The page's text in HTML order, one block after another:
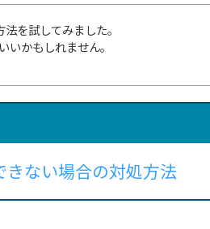
を試してみました。
かもしれません。
ない場合の対処方法